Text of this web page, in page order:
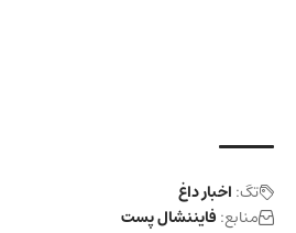
تگ: اخبار داغ
منابع: فایننشال پست